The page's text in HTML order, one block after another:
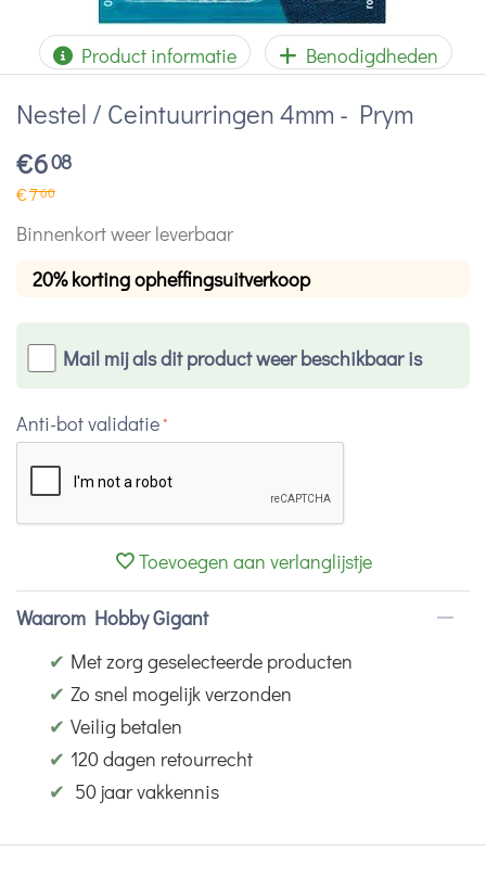
Product informatie Benodigdheden
Nestel / Ceintuurringen 4mm - Prym
€608
€760
Binnenkort weer leverbaar
20% korting opheffingsuitverkoop
Mail mij als dit product weer beschikbaar is
Anti-bot validatie
Toevoegen aan verlanglijstje
Waarom Hobby Gigant
✔ Met zorg geselecteerde producten
✔ Zo snel mogelijk verzonden
✔ Veilig betalen
✔ 120 dagen retourrecht
✔ 50 jaar vakkennis